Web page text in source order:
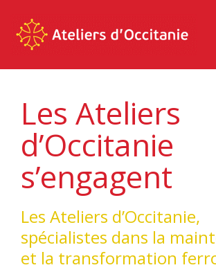
Les Ateliers
d’Occitanie
s’engagent
Les Ateliers d’Occitanie,
spécialistes dans la
et la transformation